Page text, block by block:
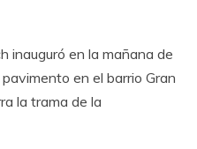
inauguró en la mañana de
en el barrio Gran
la trama de la